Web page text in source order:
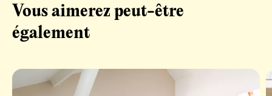
Vous aimerez peut-être
également